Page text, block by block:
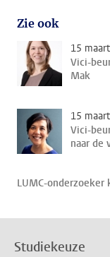
Zie ook
15
Vici-
Mak
15
Vici-
naar de
LUMC-
Studiekeuze